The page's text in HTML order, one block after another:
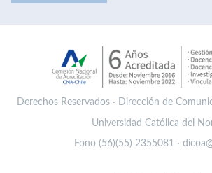
Derechos Reservados · Dirección de
Universidad Católica del
Fono (56)(55) 2355081 ·